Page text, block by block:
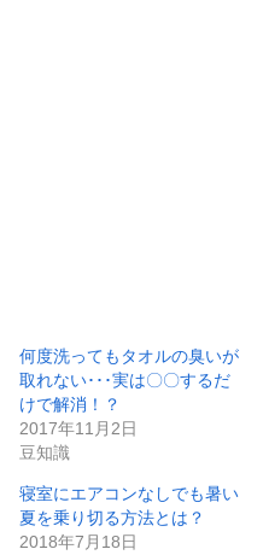
何度洗ってもタオルの臭いが
取れない･･･実は〇〇するだ
けで解消！？
2017年11月2日
豆知識
寝室にエアコンなしでも暑い
夏を乗り切る方法とは？
2018年7月18日